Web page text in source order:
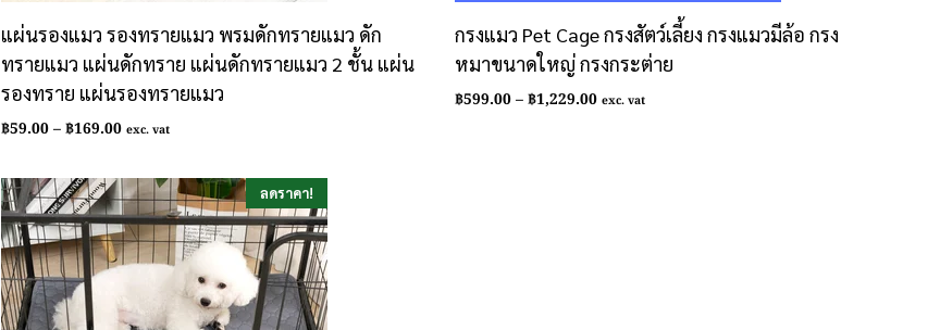
แผ่นรองแมว รองทรายแมว พรมดักทรายแมว ดัก
ทรายแมว แผ่นดักทราย แผ่นดักทรายแมว 2 ชั้น แผ่น
รองทราย แผ่นรองทรายแมว
฿59.00–฿169.00Price
through
฿169.00
exc. vat
กรงแมว Pet Cage กรงสัตว์เลี้ยง กรงแมวมีล้อ กรง
หมาขนาดใหญ่ กรงกระต่าย
฿599.00–฿1,229.00Price
exc. vat
ลดราคา!